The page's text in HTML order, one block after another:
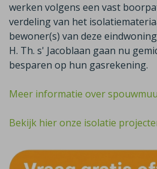
werken volgens een vast
verdeling van het
bewoner(s) van deze
H. Th. s' Jacoblaan gaan nu
besparen op hun gasrekening.
Meer informatie over
Bekijk hier onze isolatie